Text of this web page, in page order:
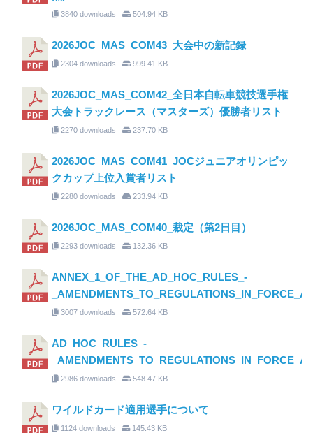
3840 downloads 504.94 KB
2026JOC_MAS_COM43_大会中の新記録
2304 downloads 999.41 KB
2026JOC_MAS_COM42_全日本自転車競技選手権
大会トラックレース（マスターズ）優勝者リスト
2270 downloads 237.70 KB
2026JOC_MAS_COM41_JOCジュニアオリンピッ
クカップ上位入賞者リスト
2280 downloads 233.94 KB
2026JOC_MAS_COM40_裁定（第2日目）
2293 downloads 132.36 KB
ANNEX_1_OF_THE_AD_HOC_RULES_-
3007 downloads 572.64 KB
AD_HOC_RULES_-
2986 downloads 548.47 KB
ワイルドカード適用選手について
1124 downloads 145.43 KB